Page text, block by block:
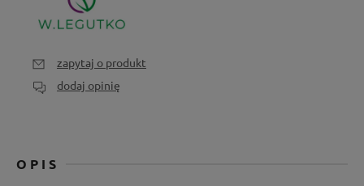
zapytaj o produkt
dodaj opinię
OPIS